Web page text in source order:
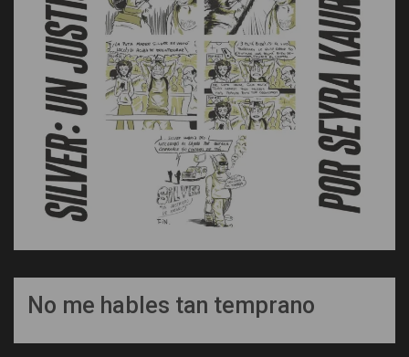
No me hables tan temprano